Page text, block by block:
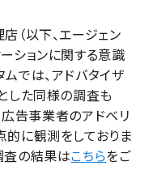
（以下、エージェン
ションに関する意識
では、アドバタイザ
した同様の調査も
告事業者のアドベリ
的に観測をしておりま
査の結果はこちらをご